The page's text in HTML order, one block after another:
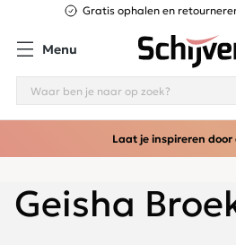
Gratis ophalen en
Menu
Laat je inspireren door
Geisha